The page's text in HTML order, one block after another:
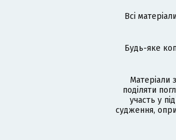
Всі
Будь-яке
Матеріали
поділяти
участь у
судження,